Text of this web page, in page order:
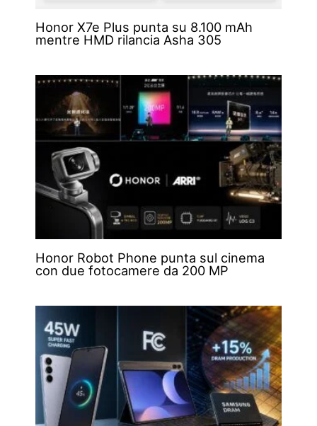
Honor X7e Plus punta su 8.100 mAh
mentre HMD rilancia Asha 305
Honor Robot Phone punta sul cinema
con due fotocamere da 200 MP